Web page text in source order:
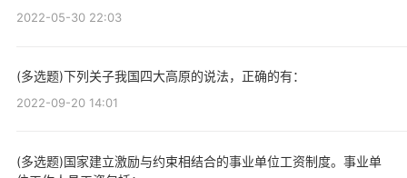
2022-05-30 22:03
(多选题)下列关子我国四大高原的说法，正确的有：
2022-09-20 14:01
(多选题)国家建立激励与约束相结合的事业单位工资制度。事业单